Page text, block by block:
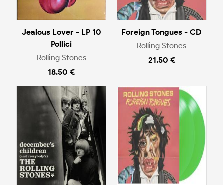
Jealous Lover - LP 10
Pollici
Rolling Stones
18.50 €
Foreign Tongues - CD
Rolling Stones
21.50 €